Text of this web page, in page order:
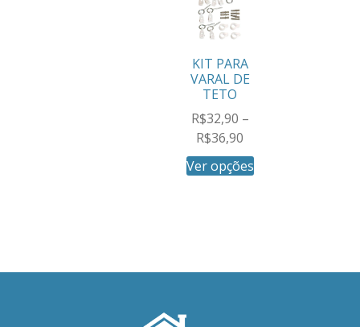
KIT PARA
VARAL DE
TETO
R$32,90 –
R$36,90
Ver opções